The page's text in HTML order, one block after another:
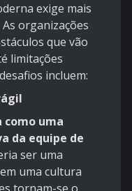
exige mais
organizações
que vão
limitações
incluem:
como uma
da equipe de
ser uma
uma cultura